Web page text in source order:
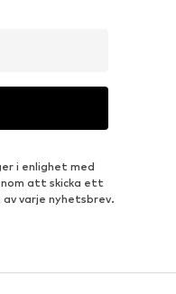
i enlighet med
att skicka ett
varje nyhetsbrev.